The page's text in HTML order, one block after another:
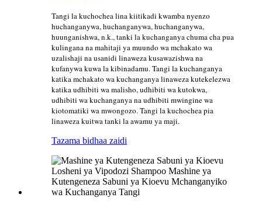
Tangi la kuchochea lina kiitikadi kwamba nyenzo
huchanganywa, huchanganywa, huchanganywa,
huunganishwa, n.k., tanki la kuchanganya chuma cha pua
kulingana na mahitaji ya muundo wa mchakato wa
uzalishaji na usanidi linaweza kusawazishwa na
kufanywa kuwa la kibinadamu. Tangi la kuchanganya
katika mchakato wa kuchanganya linaweza kutekelezwa
katika udhibiti wa malisho, udhibiti wa kutokwa,
udhibiti wa kuchanganya na udhibiti mwingine wa
kiotomatiki wa mwongozo. Tangi la kuchochea pia
linaweza kuitwa tanki la awamu ya maji.
Tazama bidhaa zaidi